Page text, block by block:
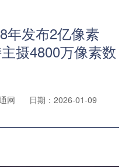
年发布2亿像素
摄4800万像素数
网
日期：2026-01-09